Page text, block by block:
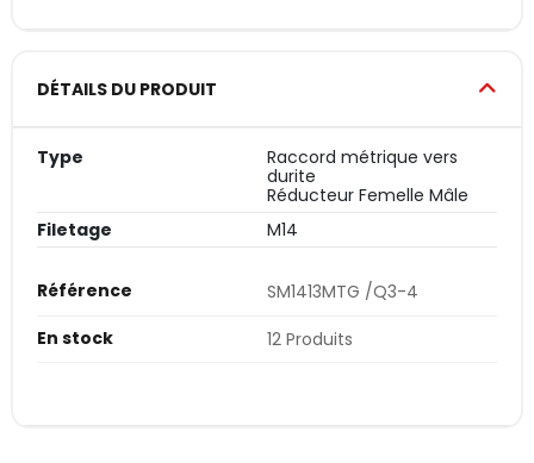
DÉTAILS DU PRODUIT
Type
Raccord métrique vers
durite
Réducteur Femelle Mâle
Filetage
M14
Référence
SM1413MTG /Q3-4
En stock
12 Produits